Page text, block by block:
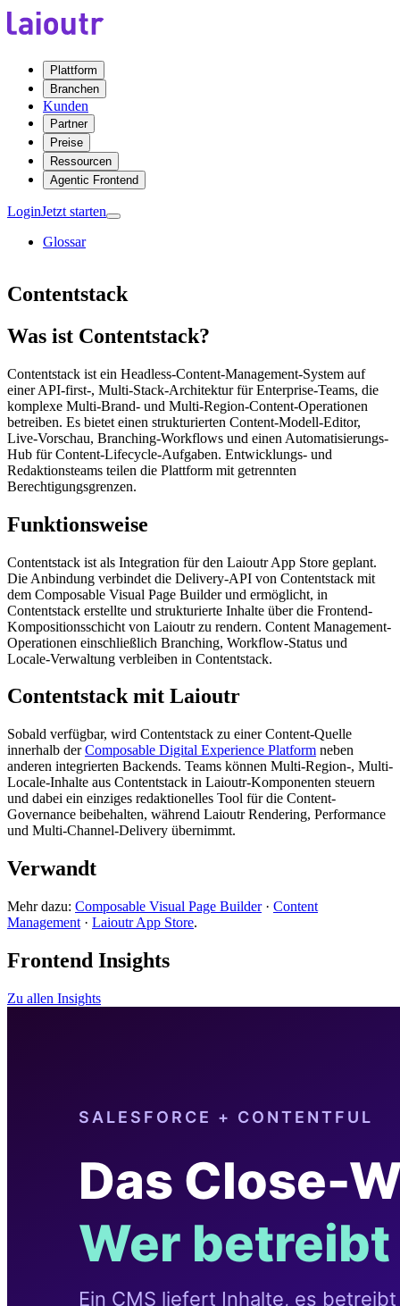
Plattform
Branchen
Kunden
Partner
Preise
Ressourcen
Agentic Frontend
LoginJetzt starten
Glossar
Contentstack
Was ist Contentstack?
Contentstack ist ein Headless-Content-Management-System auf
einer API-first-, Multi-Stack-Architektur für Enterprise-Teams, die
komplexe Multi-Brand- und Multi-Region-Content-Operationen
betreiben. Es bietet einen strukturierten Content-Modell-Editor,
Live-Vorschau, Branching-Workflows und einen Automatisierungs-
Hub für Content-Lifecycle-Aufgaben. Entwicklungs- und
Redaktionsteams teilen die Plattform mit getrennten
Berechtigungsgrenzen.
Funktionsweise
Contentstack ist als Integration für den Laioutr App Store geplant.
Die Anbindung verbindet die Delivery-API von Contentstack mit
dem Composable Visual Page Builder und ermöglicht, in
Contentstack erstellte und strukturierte Inhalte über die Frontend-
Kompositionsschicht von Laioutr zu rendern. Content Management-
Operationen einschließlich Branching, Workflow-Status und
Locale-Verwaltung verbleiben in Contentstack.
Contentstack mit Laioutr
Sobald verfügbar, wird Contentstack zu einer Content-Quelle
innerhalb derComposable Digital Experience Platform neben
anderen integrierten Backends. Teams können Multi-Region-, Multi-
Locale-Inhalte aus Contentstack in Laioutr-Komponenten steuern
und dabei ein einziges redaktionelles Tool für die Content-
Governance beibehalten, während Laioutr Rendering, Performance
und Multi-Channel-Delivery übernimmt.
Verwandt
Mehr dazu: Composable Visual Page Builder· Content
Management · Laioutr App Store.
Frontend Insights
Zu allen Insights